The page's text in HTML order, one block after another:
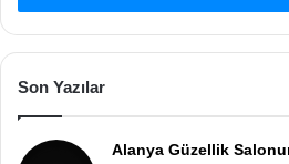
Son Yazılar
Alanya Güzellik